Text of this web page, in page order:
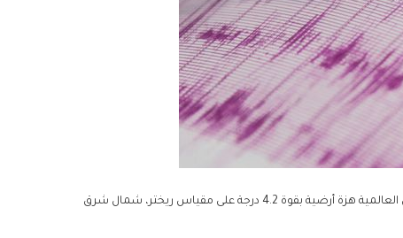
أفاد مركز الاستشعار عن بعد، اليوم الجمعة، بتسجيل محطات الرصد الزلزالي العالمية هزة أرضية بقوة 4.2 درجة على مقياس ريختر، شمال شرق